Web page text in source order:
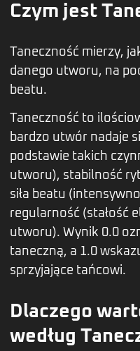
Czym jest
Taneczność mierzy,
danego utworu, na
beatu.
Taneczność to
bardzo utwór nadaje
podstawie takich
utworu), stabilność
siła beatu
regularność (stałość
utworu). Wynik 0.0
taneczną, a 1.0
sprzyjające tańcowi.
Dlaczego
według